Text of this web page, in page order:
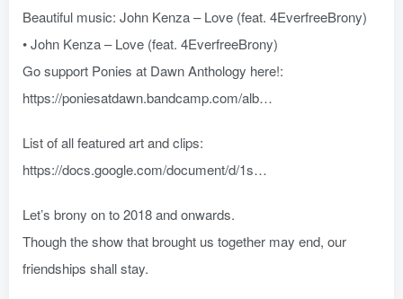
Beautiful music: John Kenza – Love (feat. 4EverfreeBrony)
• John Kenza – Love (feat. 4EverfreeBrony)
Go support Ponies at Dawn Anthology here!:
https://poniesatdawn.bandcamp.com/alb…
List of all featured art and clips:
https://docs.google.com/document/d/1s…
Let’s brony on to 2018 and onwards.
Though the show that brought us together may end, our
friendships shall stay.